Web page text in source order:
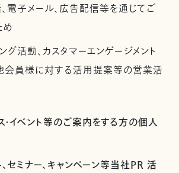
電子メール、広告配信等を通じてご
め
グ活動、カスタマーエンゲージメント
会員様に対する活用提案等の営業活
イベント等のご案内をする方の個人
セミナー、キャンペーン等当社PR 活